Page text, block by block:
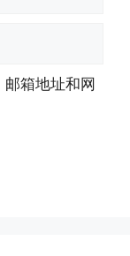
箱地址和网